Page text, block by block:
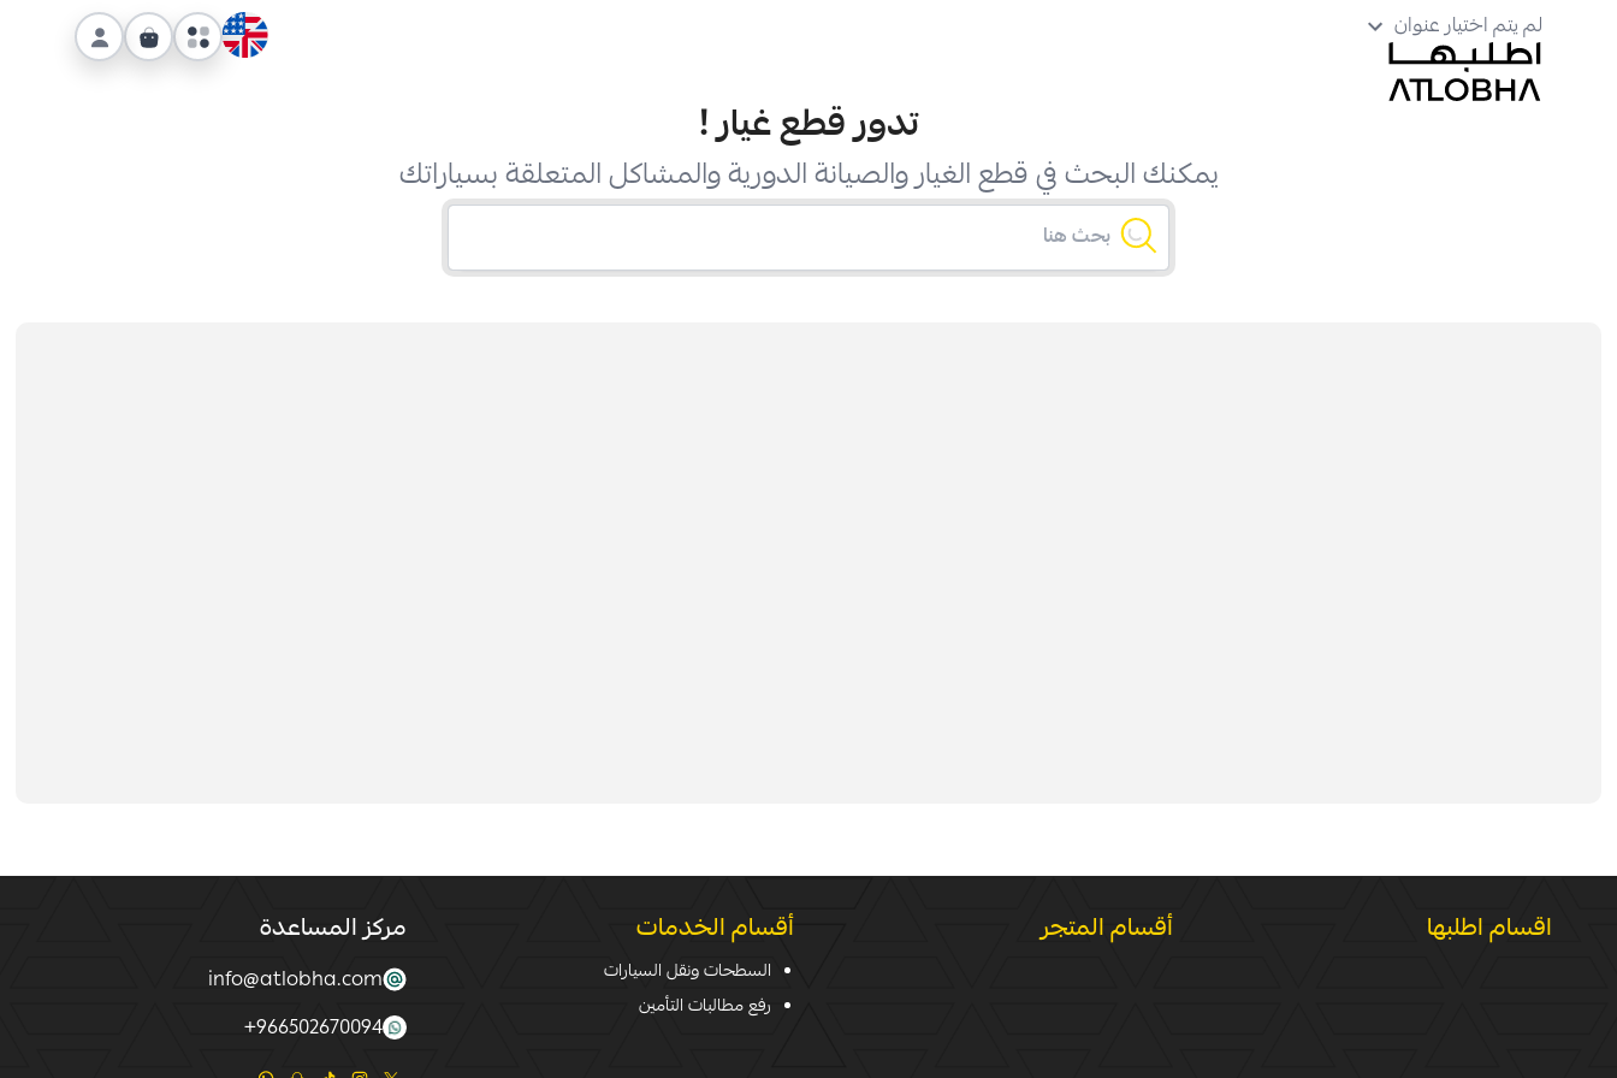
لم يتم اختيار عنوان
تدور قطع غيار!
يمكنك البحث في قطع الغيار والصيانة الدورية والمشاكل المتعلقة بسياراتك
اقسام اطلبها أقسام المتجر أقسام الخدمات
السطحات ونقل السيارات
رفع مطالبات التأمين
مركز المساعدة
info@atlobha.com
966502670094
+